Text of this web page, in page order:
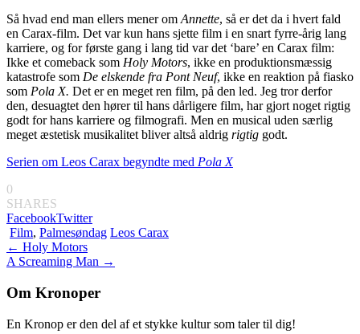
Så hvad end man ellers mener om Annette, så er det da i hvert fald
en Carax-film. Det var kun hans sjette film i en snart fyrre-årig lang
karriere, og for første gang i lang tid var det ‘bare’ en Carax film:
Ikke et comeback som Holy Motors, ikke en produktionsmæssig
katastrofe som De elskende fra Pont Neuf, ikke en reaktion på fiasko
som Pola X. Det er en meget ren film, på den led. Jeg tror derfor
den, desuagtet den hører til hans dårligere film, har gjort noget rigtig
godt for hans karriere og filmografi. Men en musical uden særlig
meget æstetisk musikalitet bliver altså aldrig rigtig godt.
Serien om Leos Carax begyndte med Pola X
0
SHARES
FacebookTwitter
Film, Palmesøndag Leos Carax
Indlægsnavigation
← Holy Motors
A Screaming Man →
Om Kronoper
En Kronop er den del af et stykke kultur som taler til dig!